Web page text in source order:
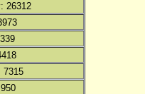
26312
7315